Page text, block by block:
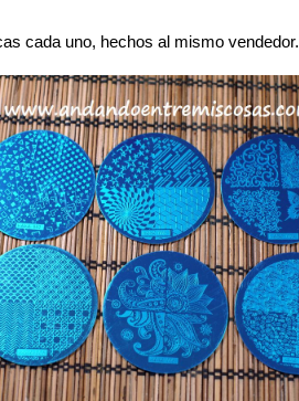
cada uno, hechos al mismo vendedor.